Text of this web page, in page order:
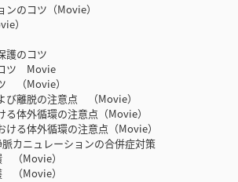
のコツ（Movie）
）
護のコツ
ツ Movie
（Movie）
び離脱の注意点 （Movie）
体外循環の注意点（Movie）
る体外循環の注意点（Movie）
カニュレーションの合併症対策
（Movie）
（Movie）